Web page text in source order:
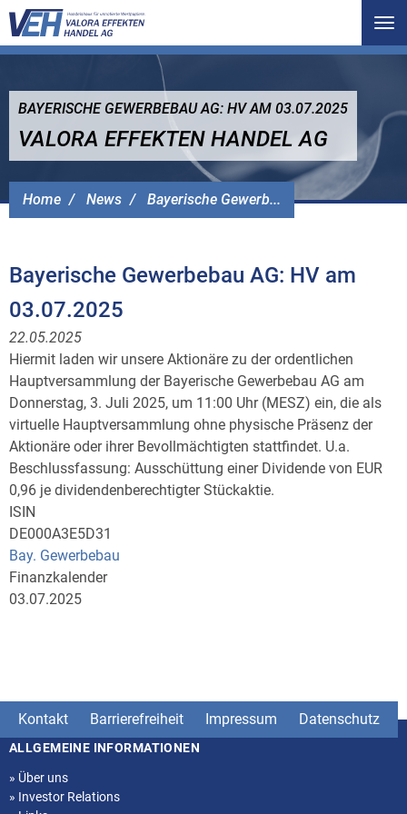
Home News Bayerische Gewerb...
BAYERISCHE GEWERBEBAU AG: HV AM 03.07.2025
VALORA EFFEKTEN HANDEL AG
Bayerische Gewerbebau AG: HV am
03.07.2025
22.05.2025
Hiermit laden wir unsere Aktionäre zu der ordentlichen
Hauptversammlung der Bayerische Gewerbebau AG am
Donnerstag, 3. Juli 2025, um 11:00 Uhr (MESZ) ein, die als
virtuelle Hauptversammlung ohne physische Präsenz der
Aktionäre oder ihrer Bevollmächtigten stattfindet. U.a.
Beschlussfassung: Ausschüttung einer Dividende von EUR
0,96 je dividendenberechtigter Stückaktie.
ISIN
DE000A3E5D31
Bay. Gewerbebau
Finanzkalender
03.07.2025
Kontakt Barrierefreiheit Impressum Datenschutz
Seitenstruktur
ALLGEMEINE INFORMATIONEN
» Über uns
» Investor Relations